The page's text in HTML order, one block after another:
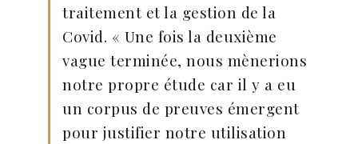
traitement et la gestion de la
Covid. « Une fois la deuxième
vague terminée, nous mènerions
notre propre étude car il y a eu
un corpus de preuves émergent
pour justifier notre utilisation